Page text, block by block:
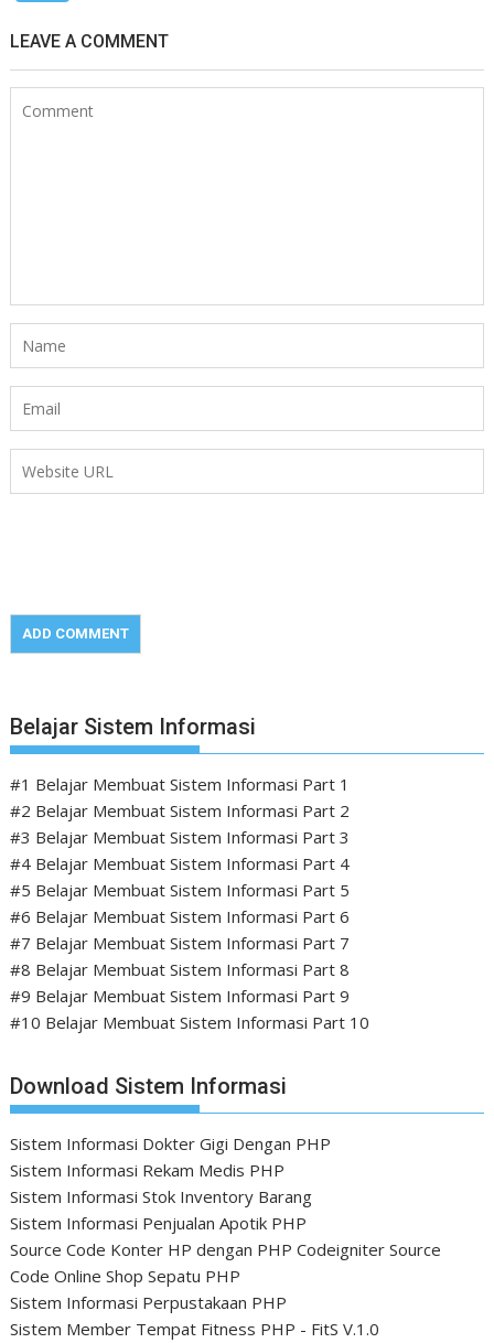
LEAVE A COMMENT
Belajar Sistem Informasi
#1 Belajar Membuat Sistem Informasi Part 1
#2 Belajar Membuat Sistem Informasi Part 2
#3 Belajar Membuat Sistem Informasi Part 3
#4 Belajar Membuat Sistem Informasi Part 4
#5 Belajar Membuat Sistem Informasi Part 5
#6 Belajar Membuat Sistem Informasi Part 6
#7 Belajar Membuat Sistem Informasi Part 7
#8 Belajar Membuat Sistem Informasi Part 8
#9 Belajar Membuat Sistem Informasi Part 9
#10 Belajar Membuat Sistem Informasi Part 10
Download Sistem Informasi
Sistem Informasi Dokter Gigi Dengan PHP
Sistem Informasi Rekam Medis PHP
Sistem Informasi Stok Inventory Barang
Sistem Informasi Penjualan Apotik PHP
Source Code Konter HP dengan PHP Codeigniter Source
Code Online Shop Sepatu PHP
Sistem Informasi Perpustakaan PHP
Sistem Member Tempat Fitness PHP - FitS V.1.0